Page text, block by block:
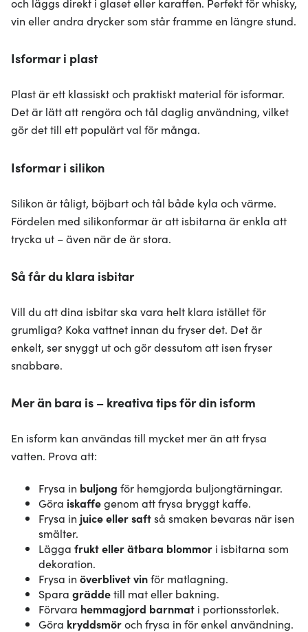
vin eller andra drycker som står framme en längre stund.
Isformar i plast
Plast är ett klassiskt och praktiskt material för isformar.
Det är lätt att rengöra och tål daglig användning, vilket
gör det till ett populärt val för många.
Isformar i silikon
Silikon är tåligt, böjbart och tål både kyla och värme.
Fördelen med silikonformar är att isbitarna är enkla att
trycka ut – även när de är stora.
Så får du klara isbitar
Vill du att dina isbitar ska vara helt klara istället för
grumliga? Koka vattnet innan du fryser det. Det är
enkelt, ser snyggt ut och gör dessutom att isen fryser
snabbare.
Mer än bara is – kreativa tips för din isform
En isform kan användas till mycket mer än att frysa
vatten. Prova att:
Frysa in buljong för hemgjorda buljongtärningar.
Göra iskaffegenom att frysa bryggt kaffe.
Frysa in juice eller saftså smaken bevaras när isen
smälter.
Lägga frukt eller ätbara blommor i isbitarna som
dekoration.
Frysa in överblivet vinför matlagning.
Spara gräddetill mat eller bakning.
Förvara hemmagjord barnmat i portionsstorlek.
Göra kryddsmöroch frysa in för enkel användning.